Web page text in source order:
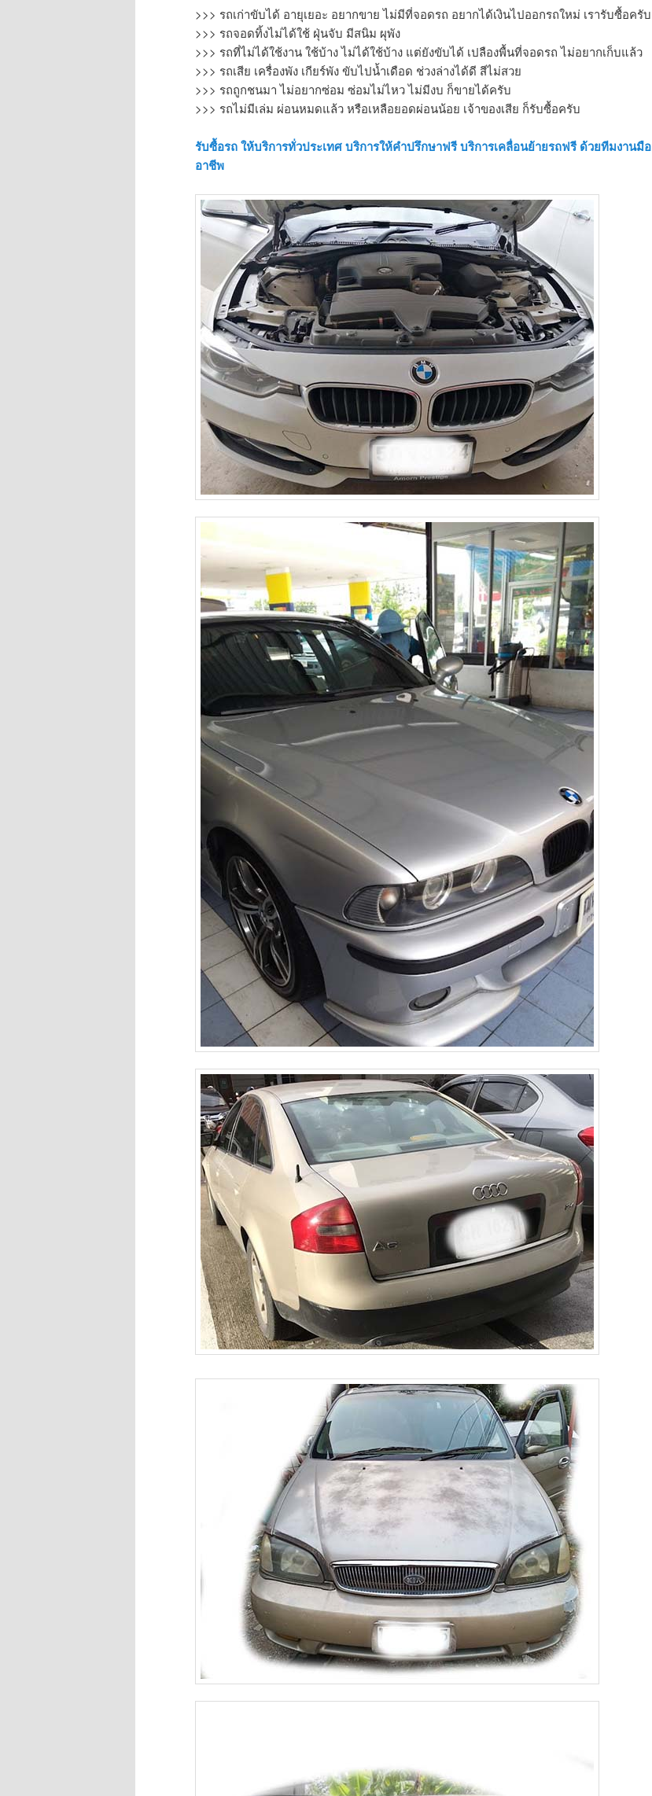
>>> รถเก่าขับได้ อายุเยอะ อยากขาย ไม่มีที่จอดรถ อยากได้เงินไปออกรถใหม่ เรารับซื้อครับ
>>> รถจอดทิ้งไม่ได้ใช้ ฝุ่นจับ มีสนิม ผุพัง
>>> รถที่ไม่ได้ใช้งาน ใช้บ้าง ไม่ได้ใช้บ้าง แต่ยังขับได้ เปลืองพื้นที่จอดรถ ไม่อยากเก็บแล้ว
>>> รถเสีย เครื่องพัง เกียร์พัง ขับไปน้ำเดือด ช่วงล่างได้ดี สีไม่สวย
>>> รถถูกชนมา ไม่อยากซ่อม ซ่อมไม่ไหว ไม่มีงบ ก็ขายได้ครับ
>>> รถไม่มีเล่ม ผ่อนหมดแล้ว หรือเหลือยอดผ่อนน้อย เจ้าของเสีย ก็รับซื้อครับ
รับซื้อรถให้บริการทั่วประเทศ บริการให้คำปรึกษาฟรี บริการเคลื่อนย้ายรถฟรี ด้วยทีมงานมือ
อาชีพ